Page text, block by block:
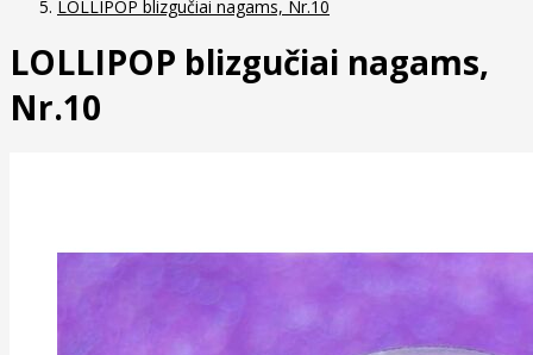
LOLLIPOP blizgučiai nagams, Nr.10
LOLLIPOP blizgučiai nagams,
Nr.10